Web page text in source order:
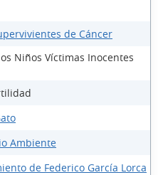
de Cáncer
Niños Víctimas Inocentes
Ambiente
de Federico García Lorca